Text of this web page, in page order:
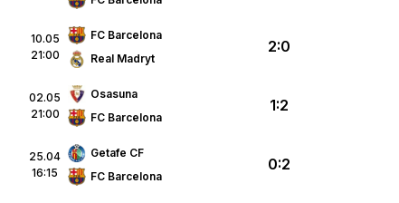
10.05
21:00
FC Barcelona
Real Madryt
2:0
02.05
21:00
Osasuna
FC Barcelona
1:2
25.04
16:15
Getafe CF
FC Barcelona
0:2